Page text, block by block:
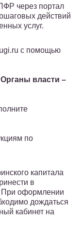
через портал
действий
услуг.
с помощью
Органы власти –
по
капитала
в
При оформлении
дождаться
кабинет на